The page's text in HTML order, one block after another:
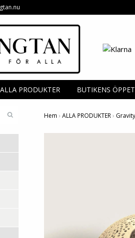
ALLA PRODUKTER BUTIKENS
Hem › ALLA PRODUKTER›